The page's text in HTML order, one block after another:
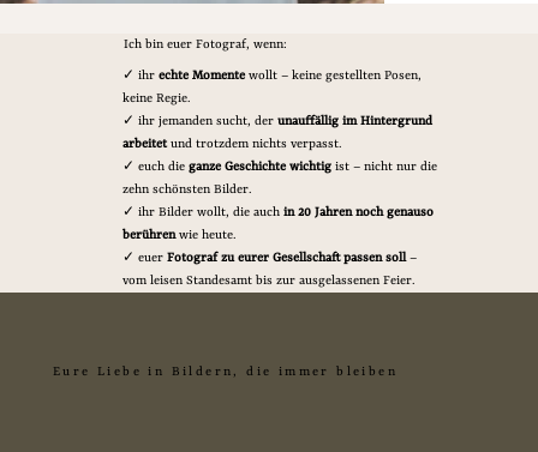
Eure Liebe in Bildern, die immer bleiben
Ich bin euer Fotograf, wenn:
✓ ihrechte Momentewollt – keine gestellten Posen,
keine Regie.
✓ ihr jemanden sucht, derunauffällig im Hintergrund
arbeitetund trotzdem nichts verpasst.
✓ euch dieganze Geschichte wichtig ist – nicht nur die
zehn schönsten Bilder.
✓ ihr Bilder wollt, die auchin 20 Jahren noch genauso
berührenwie heute.
✓ euerFotograf zu eurer Gesellschaft passen soll–
vom leisen Standesamt bis zur ausgelassenen Feier.